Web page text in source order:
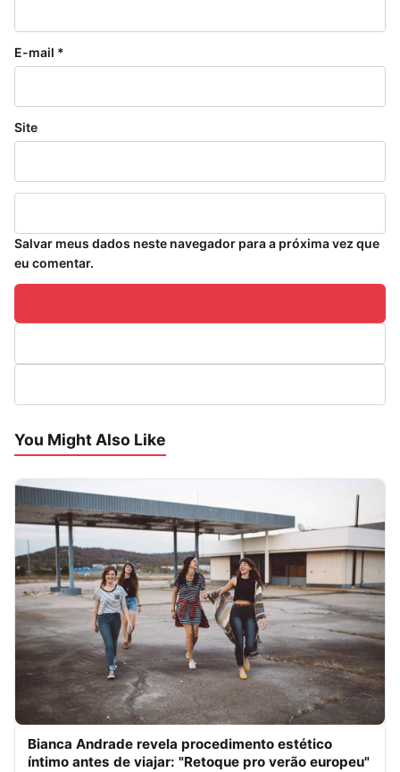
E-mail *
Site
Salvar meus dados neste navegador para a próxima vez que
eu comentar.
You Might Also Like
Bianca Andrade revela procedimento estético
íntimo antes de viajar: "Retoque pro verão europeu"